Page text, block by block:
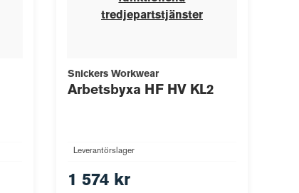
tredjepartstjänster
Snickers Workwear
Arbetsbyxa HF HV KL2
Leverantörslager
1 574 kr